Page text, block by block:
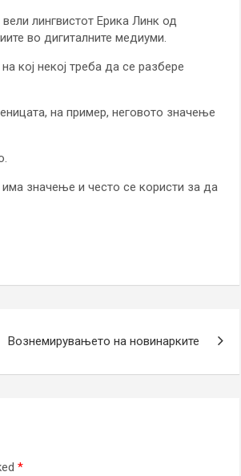
вели лингвистот Ерика Линк од
во дигиталните медиуми.
кој некој треба да се разбере
на пример, неговото значење
значење и често се користи за да
Вознемирувањето на новинарките
*